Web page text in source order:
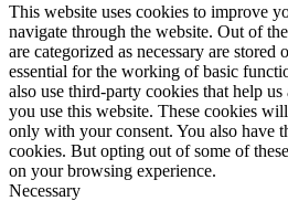
This website uses cookies to improve
navigate through the website. Out of
are categorized as necessary are stored
essential for the working of basic
also use third-party cookies that help
you use this website. These cookies
only with your consent. You also have
cookies. But opting out of some of
on your browsing experience.
Necessary